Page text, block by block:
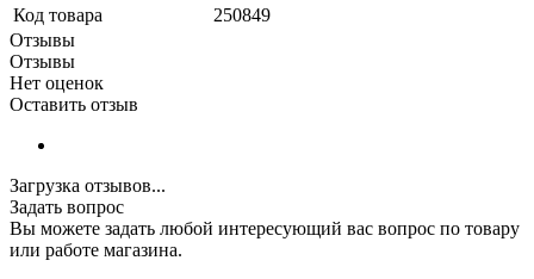
Код товара
250849
Отзывы
Отзывы
Нет оценок
Оставить отзыв
Загрузка отзывов...
Задать вопрос
Вы можете задать любой интересующий вас вопрос по товару
или работе магазина.